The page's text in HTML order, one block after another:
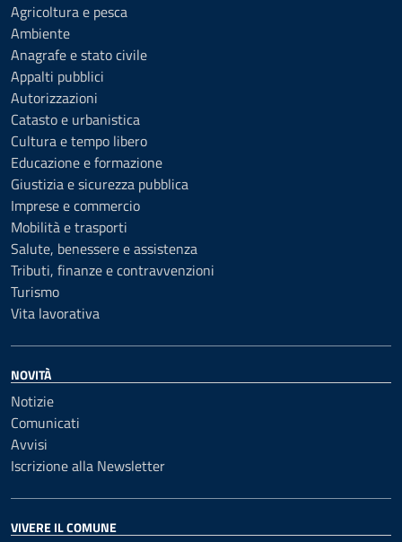
Agricoltura e pesca
Ambiente
Anagrafe e stato civile
Appalti pubblici
Autorizzazioni
Catasto e urbanistica
Cultura e tempo libero
Educazione e formazione
Giustizia e sicurezza pubblica
Imprese e commercio
Mobilità e trasporti
Salute, benessere e assistenza
Tributi, finanze e contravvenzioni
Turismo
Vita lavorativa
NOVITÀ
Notizie
Comunicati
Avvisi
Iscrizione alla Newsletter
VIVERE IL COMUNE